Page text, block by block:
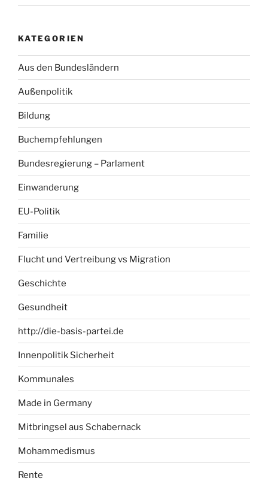
KATEGORIEN
Aus den Bundesländern
Außenpolitik
Bildung
Buchempfehlungen
Bundesregierung – Parlament
Einwanderung
EU-Politik
Familie
Flucht und Vertreibung vs Migration
Geschichte
Gesundheit
http://die-basis-partei.de
Innenpolitik Sicherheit
Kommunales
Made in Germany
Mitbringsel aus Schabernack
Mohammedismus
Rente